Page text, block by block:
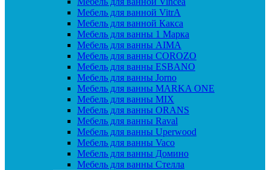
Мебель для ванной VitrA
Мебель для ванной Какса
Мебель для ванны 1 Марка
Мебель для ванны AIMA
Мебель для ванны COROZO
Мебель для ванны ESBANO
Мебель для ванны Jorno
Мебель для ванны MARKA ONE
Мебель для ванны MIX
Мебель для ванны ORANS
Мебель для ванны Raval
Мебель для ванны Uperwood
Мебель для ванны Vaco
Мебель для ванны Домино
Мебель для ванны Стелла